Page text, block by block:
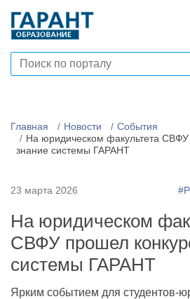
Главная Новости
События
На юридическом факультета
знание системы ГАРАНТ
23 марта 2026
На юридическом
СВФУ прошел
системы ГАРАНТ
Ярким событием для студентов-